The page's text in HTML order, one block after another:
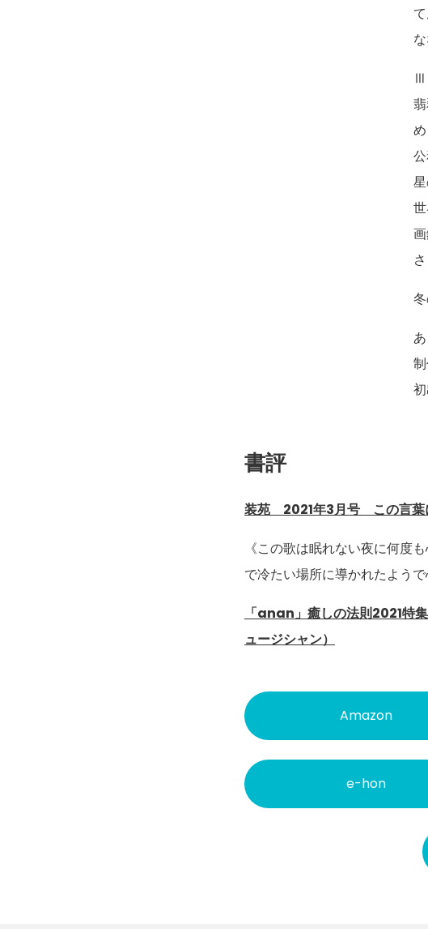
Ⅲ
書評
装苑 2021年3月号 この言葉
《この歌は眠れない夜に何度
で冷たい場所に導かれたようで
「anan」癒しの法則2021
ュージシャン）
Amazon
e-hon